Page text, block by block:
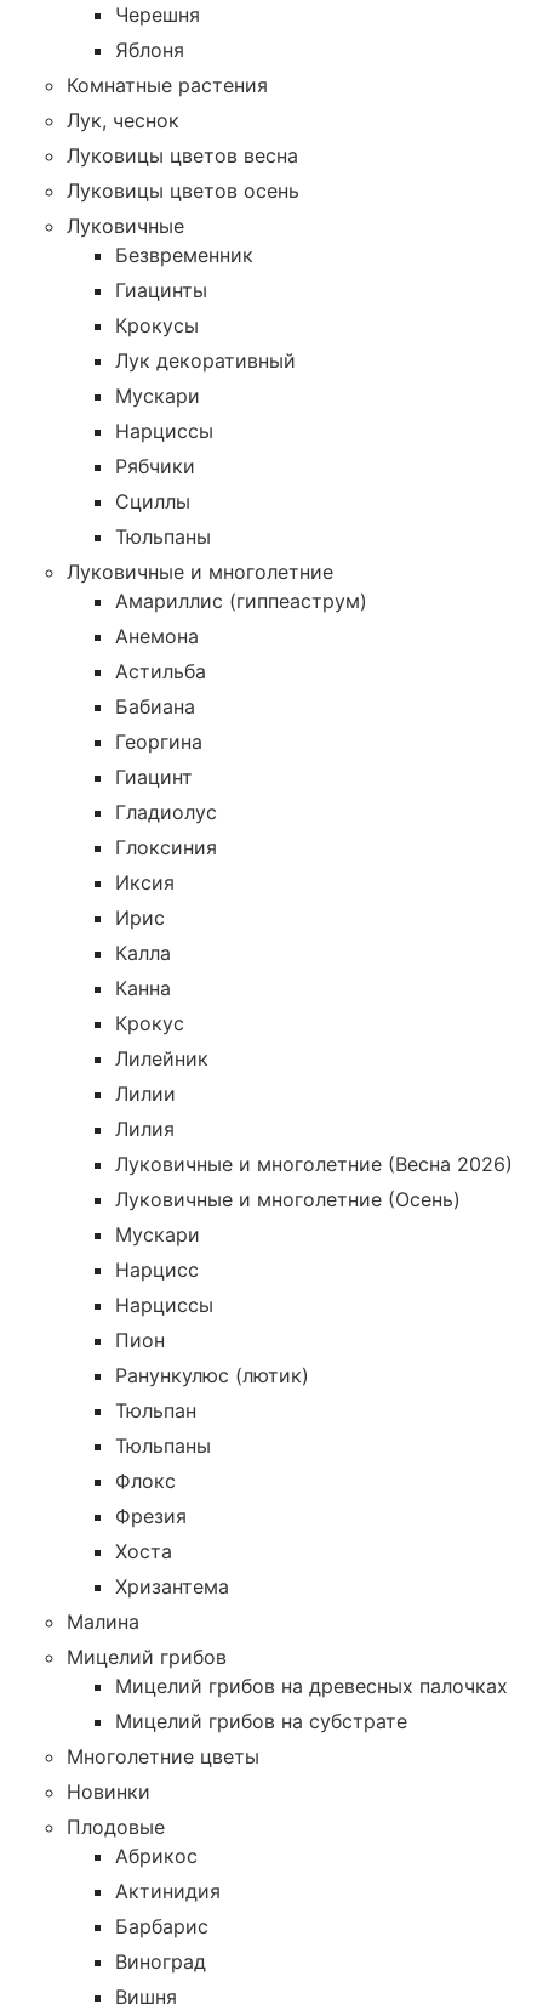
Черешня
Яблоня
Комнатные растения
Лук, чеснок
Луковицы цветов весна
Луковицы цветов осень
Луковичные
Безвременник
Гиацинты
Крокусы
Лук декоративный
Мускари
Нарциссы
Рябчики
Сциллы
Тюльпаны
Луковичные и многолетние
Амариллис (гиппеаструм)
Анемона
Астильба
Бабиана
Георгина
Гиацинт
Гладиолус
Глоксиния
Иксия
Ирис
Калла
Канна
Крокус
Лилейник
Лилии
Лилия
Луковичные и многолетние (Весна 2026)
Луковичные и многолетние (Осень)
Мускари
Нарцисс
Нарциссы
Пион
Ранункулюс (лютик)
Тюльпан
Тюльпаны
Флокс
Фрезия
Хоста
Хризантема
Малина
Мицелий грибов
Мицелий грибов на древесных палочках
Мицелий грибов на субстрате
Многолетние цветы
Новинки
Плодовые
Абрикос
Актинидия
Барбарис
Виноград
Вишня